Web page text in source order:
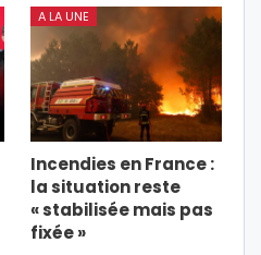
A LA UNE
Incendies en France :
la situation reste
« stabilisée mais pas
fixée »